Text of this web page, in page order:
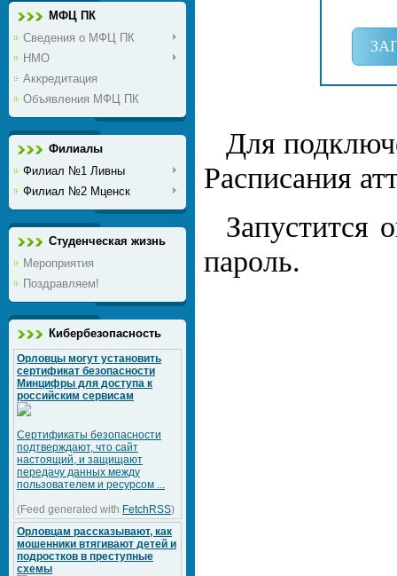
МФЦ ПК
Сведения о МФЦ ПК
НМО
Аккредитация
Объявления МФЦ ПК
Филиалы
Филиал №1 Ливны
Филиал №2 Мценск
Студенческая жизнь
Мероприятия
Поздравляем!
Кибербезопасность
Орловцы могут установить
сертификат безопасности
Минцифры для доступа к
российским сервисам
Сертификаты безопасности
подтверждают, что сайт
настоящий, и защищают
передачу данных между
пользователем и ресурсом ...
(Feed generated with FetchRSS)
Орловцам рассказывают, как
мошенники втягивают детей и
подростков в преступные
схемы
Для
Расписания
Запустится
пароль.